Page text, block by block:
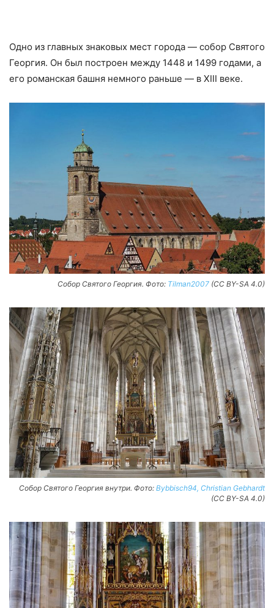
Одно из главных знаковых мест города — собор Святого
Георгия. Он был построен между 1448 и 1499 годами, а
его романская башня немного раньше — в XIII веке.
Собор Святого Георгия. Фото: Tilman2007 (CC BY-SA 4.0)
Собор Святого Георгия внутри. Фото: Bybbisch94, Christian Gebhardt
(CC BY-SA 4.0)